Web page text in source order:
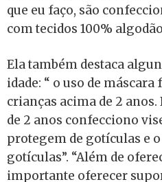
que eu faço, são
com tecidos 100%
Ela também destaca
idade: “ o uso de
crianças acima de 2
de 2 anos confecciono
protegem de gotículas e
gotículas”. “Além de
importante oferecer